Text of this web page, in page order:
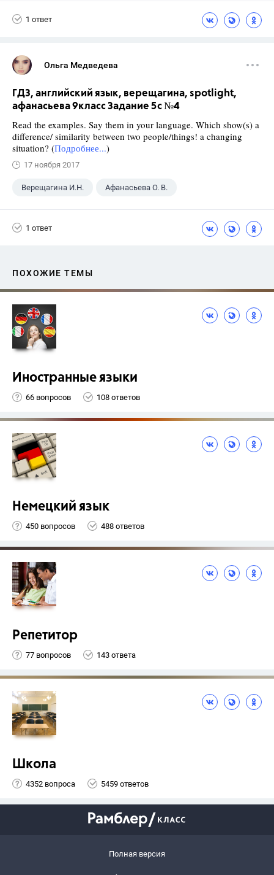
1 ответ
Ольга Медведева
ГДЗ, английский язык, верещагина, spotlight,
афанасьева 9класс Задание 5c №4
Read the examples. Say them in your language. Which show(s) a
difference/ similarity between two people/things! a changing
situation? (Подробнее...)
17 ноября 2017
Верещагина И.Н. Афанасьева О. В.
1 ответ
ПОХОЖИЕ ТЕМЫ
Иностранные языки
66 вопросов 108 ответов
Немецкий язык
450 вопросов 488 ответов
Репетитор
77 вопросов 143 ответа
Школа
4352 вопроса 5459 ответов
Полная версия